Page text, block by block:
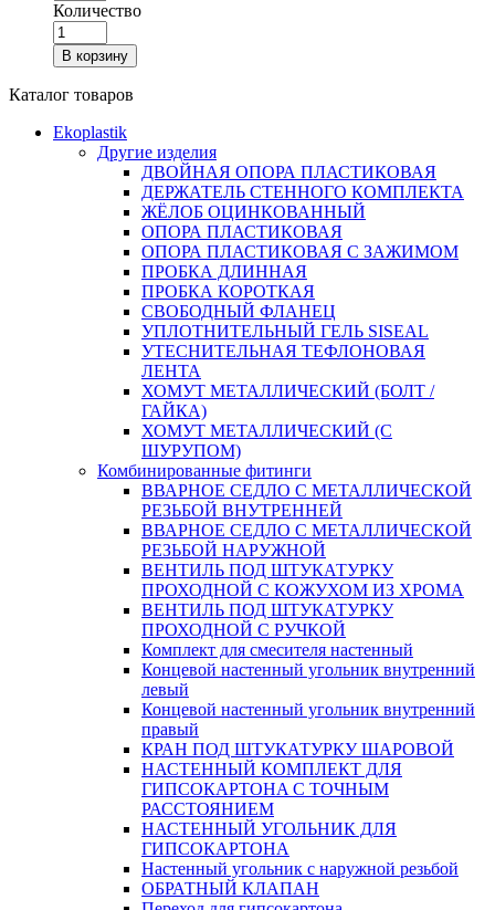
Количество
В корзину
Каталог товаров
Ekoplastik
Другие изделия
ДВОЙНАЯ ОПОРА ПЛАСТИКОВАЯ
ДЕРЖАТЕЛЬ СТЕННОГО КОМПЛЕКТА
ЖЁЛОБ ОЦИНКОВАННЫЙ
ОПОРА ПЛАСТИКОВАЯ
ОПОРА ПЛАСТИКОВАЯ С ЗАЖИМОМ
ПРОБКА ДЛИННАЯ
ПРОБКА КОРОТКАЯ
СВОБОДНЫЙ ФЛАНЕЦ
УПЛОТНИТЕЛЬНЫЙ ГЕЛЬ SISEAL
УТЕСНИТЕЛЬНАЯ ТЕФЛОНОВАЯ
ЛЕНТА
ХОМУТ МЕТАЛЛИЧЕСКИЙ (БОЛТ /
ГАЙКА)
ХОМУТ МЕТАЛЛИЧЕСКИЙ (С
ШУРУПОМ)
Комбинированные фитинги
ВВАРНОЕ СЕДЛО С МЕТАЛЛИЧЕСКОЙ
РЕЗЬБОЙ ВНУТРЕННЕЙ
ВВАРНОЕ СЕДЛО С МЕТАЛЛИЧЕСКОЙ
РЕЗЬБОЙ НАРУЖНОЙ
ВЕНТИЛЬ ПОД ШТУКАТУРКУ
ПРОХОДНОЙ С КОЖУХОМ ИЗ ХРОМА
ВЕНТИЛЬ ПОД ШТУКАТУРКУ
ПРОХОДНОЙ С РУЧКОЙ
Комплект для смесителя настенный
Концевой настенный угольник внутренний
левый
Концевой настенный угольник внутренний
правый
КРАН ПОД ШТУКАТУРКУ ШАРОВОЙ
НАСТЕННЫЙ КОМПЛЕКТ ДЛЯ
ГИПСОКАРТОНA С ТОЧНЫМ
РАССТОЯНИЕМ
НАСТЕННЫЙ УГОЛЬНИК ДЛЯ
ГИПСОКАРТОНА
Настенный угольник с наружной резьбой
ОБРАТНЫЙ КЛАПАН